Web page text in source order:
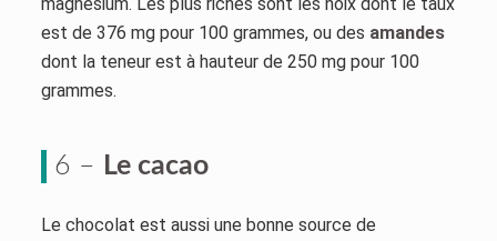
est de 376 mg pour 100 grammes, ou des amandes
dont la teneur est à hauteur de 250 mg pour 100
grammes.
6 – Le cacao
Le chocolat est aussi une bonne source de